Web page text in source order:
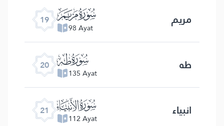
19 ﮟ
98 Ayat مریم
20 ﮠ
135 Ayat طه
21 ﮡ
112 Ayat انبیاء